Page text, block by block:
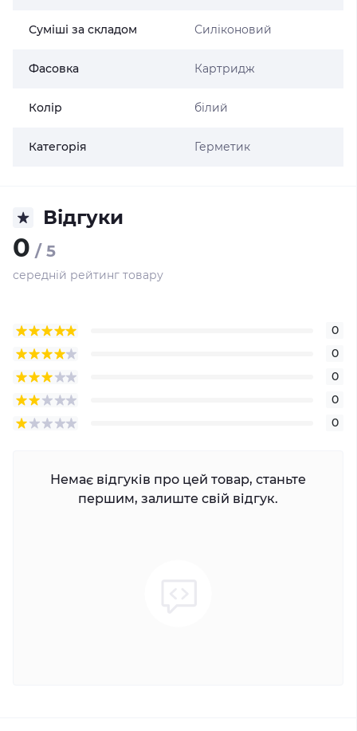
Суміші за складом Силіконовий
Фасовка Картридж
Колір білий
Категорія Герметик
Відгуки
0 / 5
середній рейтинг товару
0
0
0
0
0
Немає відгуків про цей товар, станьте
першим, залиште свій відгук.